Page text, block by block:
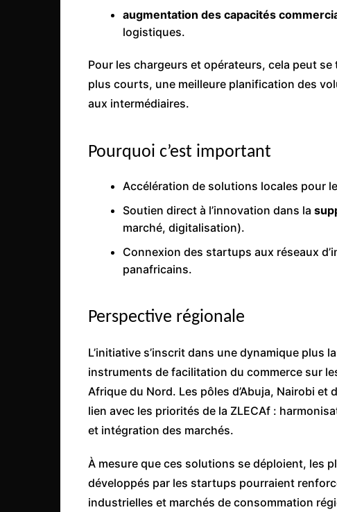
augmentation des capacités
logistiques.
Pour les chargeurs et opérateurs, cela peut
plus courts, une meilleure planification des
aux intermédiaires.
Pourquoi c’est important
Accélération de solutions locales pour le
Soutien direct à l’innovation dans la
marché, digitalisation).
Connexion des startups aux réseaux
panafricains.
Perspective régionale
L’initiative s’inscrit dans une dynamique plus
instruments de facilitation du commerce sur
Afrique du Nord. Les pôles d’Abuja, Nairobi
lien avec les priorités de la ZLECAf :
et intégration des marchés.
À mesure que ces solutions se déploient, les
développés par les startups pourraient
industrielles et marchés de consommation